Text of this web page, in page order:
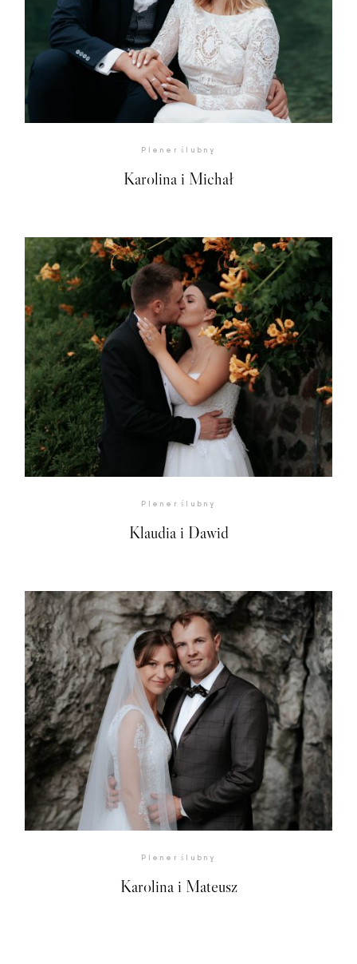
Plener ślubny
Karolina i Michał
Plener ślubny
Klaudia i Dawid
Plener ślubny
Karolina i Mateusz